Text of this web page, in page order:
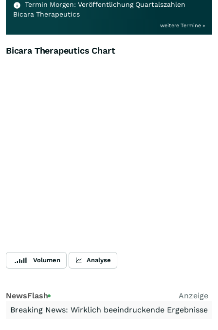
Termin Morgen: Veröffentlichung Quartalszahlen
Bicara Therapeutics
weitere Termine »
Bicara Therapeutics Chart
Volumen Analyse
NewsFlash
Anzeige
Breaking News: Wirklich beeindruckende Ergebnisse